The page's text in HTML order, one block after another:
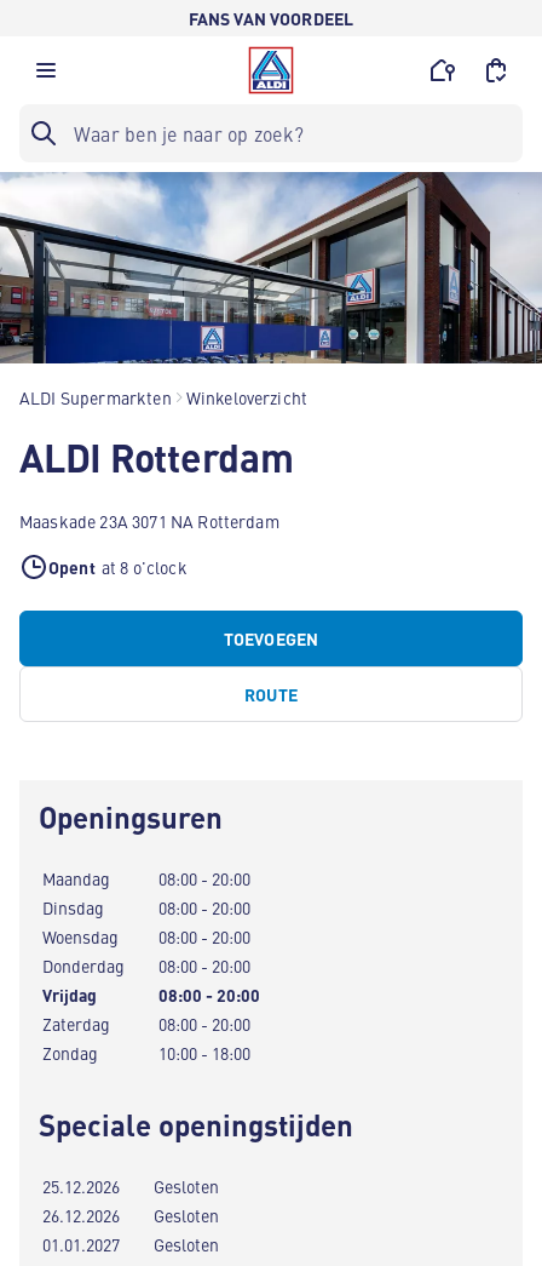
FANS VAN VOORDEEL
ALDI Supermarkten Winkeloverzicht
ALDI Rotterdam
Maaskade 23A 3071 NA Rotterdam
Opent at 8 o'clock
TOEVOEGEN
ROUTE
Openingsuren
Maandag
08:00 - 20:00
Dinsdag
08:00 - 20:00
Woensdag
08:00 - 20:00
Donderdag
08:00 - 20:00
Vrijdag
08:00 - 20:00
Zaterdag
08:00 - 20:00
Zondag
10:00 - 18:00
Speciale openingstijden
25.12.2026
Gesloten
26.12.2026
Gesloten
01.01.2027
Gesloten